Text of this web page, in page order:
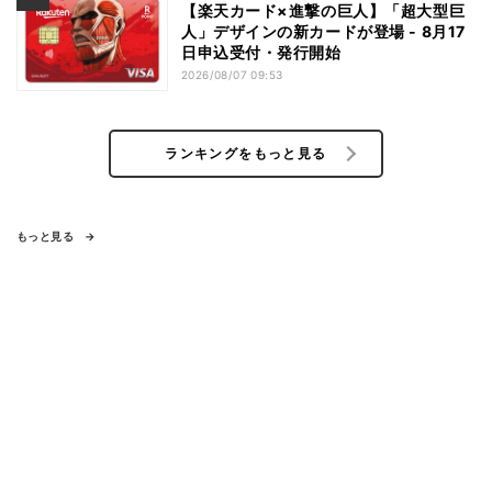
【楽天カード×進撃の巨人】「超大型巨
人」デザインの新カードが登場 - 8月17
日申込受付・発行開始
2026/08/07 09:53
ランキングをもっと見る
もっと見る